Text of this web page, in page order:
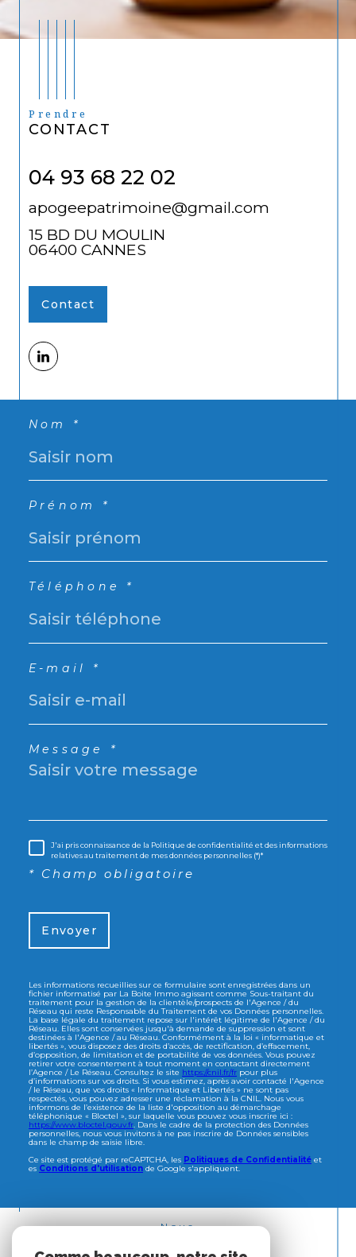
Nom *
Prénom *
Téléphone *
E-mail *
Message *
J'ai pris connaissance de la Politique de confidentialité et des informations
relatives au traitement de mes données personnelles (*)*
* Champ obligatoire
Envoyer
Les informations recueillies sur ce formulaire sont enregistrées dans un
fichier informatisé par La Boite Immo agissant comme Sous-traitant du
traitement pour la gestion de la clientèle/prospects de l'Agence / du
Réseau qui reste Responsable du Traitement de vos Données personnelles.
La base légale du traitement repose sur l'intérêt légitime de l'Agence / du
Réseau. Elles sont conservées jusqu'à demande de suppression et sont
destinées à l'Agence / au Réseau. Conformément à la loi « informatique et
libertés », vous disposez des droits d’accès, de rectification, d’effacement,
d’opposition, de limitation et de portabilité de vos données. Vous pouvez
retirer votre consentement à tout moment en contactant directement
l’Agence / Le Réseau. Consultez le site https://cnil.fr/fr pour plus
d’informations sur vos droits. Si vous estimez, après avoir contacté l'Agence
/ le Réseau, que vos droits « Informatique et Libertés » ne sont pas
respectés, vous pouvez adresser une réclamation à la CNIL. Nous vous
informons de l’existence de la liste d'opposition au démarchage
téléphonique « Bloctel », sur laquelle vous pouvez vous inscrire ici :
https://www.bloctel.gouv.fr. Dans le cadre de la protection des Données
personnelles, nous vous invitons à ne pas inscrire de Données sensibles
dans le champ de saisie libre.
Ce site est protégé par reCAPTCHA, les Politiques de Confidentialité et
es Conditions d'utilisation de Google s'appliquent.
Prendre
CONTACT
04 93 68 22 02
apogeepatrimoine@gmail.com
15 BD DU MOULIN
06400 CANNES
Contact
Nous